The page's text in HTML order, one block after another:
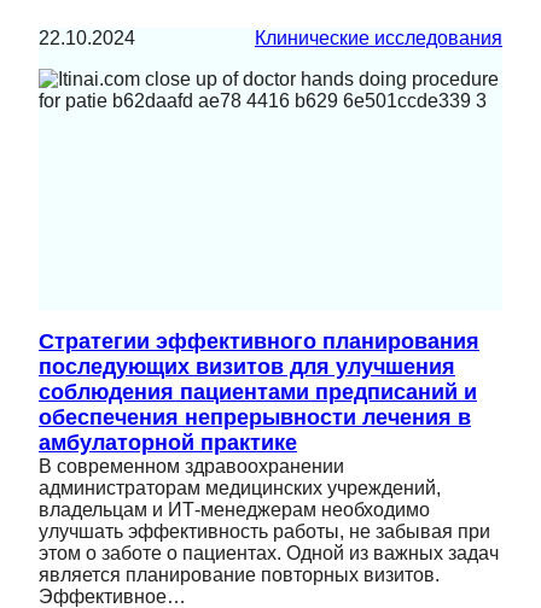
22.10.2024 Клинические исследования
Стратегии эффективного планирования
последующих визитов для улучшения
соблюдения пациентами предписаний и
обеспечения непрерывности лечения в
амбулаторной практике
В современном здравоохранении
администраторам медицинских учреждений,
владельцам и ИТ-менеджерам необходимо
улучшать эффективность работы, не забывая при
этом о заботе о пациентах. Одной из важных задач
является планирование повторных визитов.
Эффективное…